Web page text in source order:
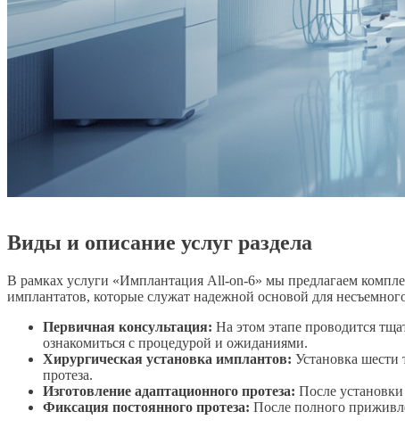
Виды и описание услуг раздела
В рамках услуги «Имплантация All-on-6» мы предлагаем
имплантатов, которые служат надежной основой для
Первичная консультация: На этом этапе проводится
ознакомиться с процедурой и ожиданиями.
Хирургическая установка имплантов: Установка
протеза.
Изготовление адаптационного протеза: После
Фиксация постоянного протеза: После полного